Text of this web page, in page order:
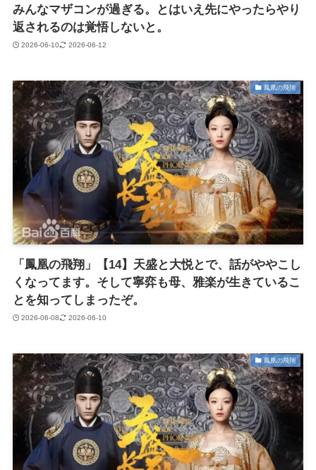
みんなマザコンが過ぎる。とはいえ先にやったらやり
返されるのは覚悟しないと。
2026-06-10 2026-06-12
鳳凰の飛翔
「鳳凰の飛翔」【14】天盛と大悦とで、話がややこし
くなってます。そして寧弈も母、雅楽が生きているこ
とを知ってしまったぞ。
2026-06-08 2026-06-10
鳳凰の飛翔